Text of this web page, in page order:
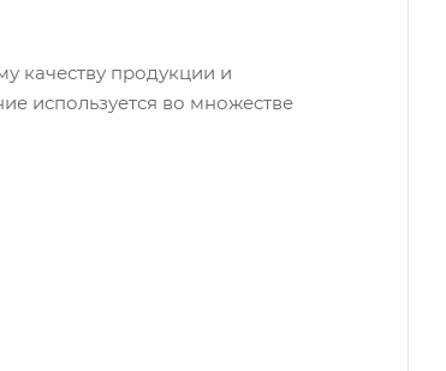
качеству продукции и
используется во множестве